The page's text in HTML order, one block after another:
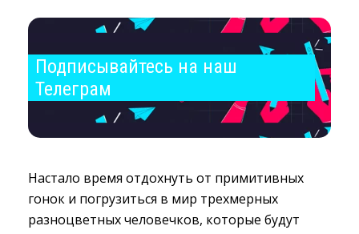
Подписывайтесь на наш
Телеграм
Настало время отдохнуть от примитивных
гонок и погрузиться в мир трехмерных
разноцветных человечков, которые будут